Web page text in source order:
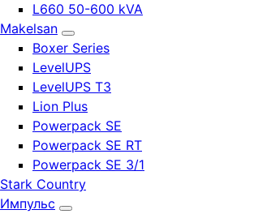
L660 50-600 kVA
Makelsan
Boxer Series
LevelUPS
LevelUPS T3
Lion Plus
Powerpack SE
Powerpack SE RT
Powerpack SE 3/1
Stark Country
Импульс